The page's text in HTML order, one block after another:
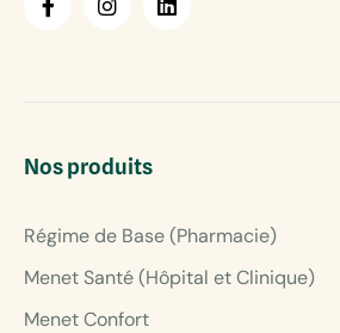
Nos produits
Régime de Base (Pharmacie)
Menet Santé (Hôpital et Clinique)
Menet Confort